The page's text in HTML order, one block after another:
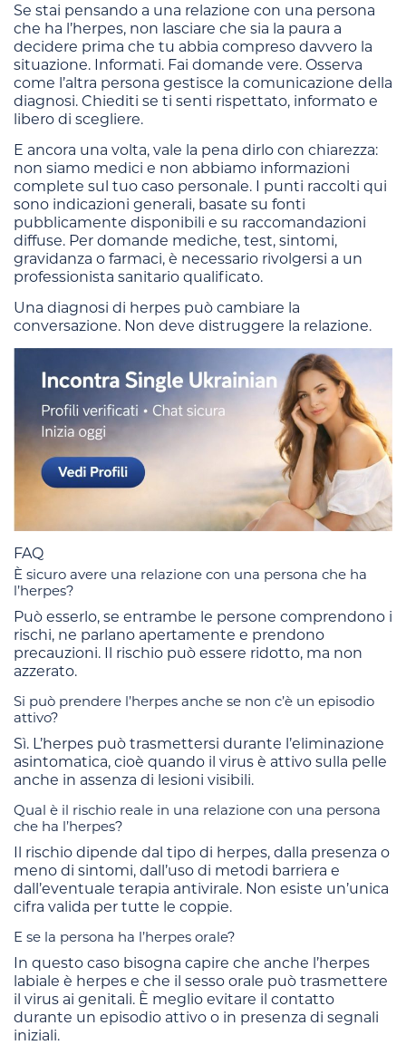
Se stai pensando a una relazione con una persona
che ha l’herpes, non lasciare che sia la paura a
decidere prima che tu abbia compreso davvero la
situazione. Informati. Fai domande vere. Osserva
come l’altra persona gestisce la comunicazione della
diagnosi. Chiediti se ti senti rispettato, informato e
libero di scegliere.
E ancora una volta, vale la pena dirlo con chiarezza:
non siamo medici e non abbiamo informazioni
complete sul tuo caso personale. I punti raccolti qui
sono indicazioni generali, basate su fonti
pubblicamente disponibili e su raccomandazioni
diffuse. Per domande mediche, test, sintomi,
gravidanza o farmaci, è necessario rivolgersi a un
professionista sanitario qualificato.
Una diagnosi di herpes può cambiare la
conversazione. Non deve distruggere la relazione.
FAQ
È sicuro avere una relazione con una persona che ha
l’herpes?
Può esserlo, se entrambe le persone comprendono i
rischi, ne parlano apertamente e prendono
precauzioni. Il rischio può essere ridotto, ma non
azzerato.
Si può prendere l’herpes anche se non c’è un episodio
attivo?
Sì. L’herpes può trasmettersi durante l’eliminazione
asintomatica, cioè quando il virus è attivo sulla pelle
anche in assenza di lesioni visibili.
Qual è il rischio reale in una relazione con una persona
che ha l’herpes?
Il rischio dipende dal tipo di herpes, dalla presenza o
meno di sintomi, dall’uso di metodi barriera e
dall’eventuale terapia antivirale. Non esiste un’unica
cifra valida per tutte le coppie.
E se la persona ha l’herpes orale?
In questo caso bisogna capire che anche l’herpes
labiale è herpes e che il sesso orale può trasmettere
il virus ai genitali. È meglio evitare il contatto
durante un episodio attivo o in presenza di segnali
iniziali.